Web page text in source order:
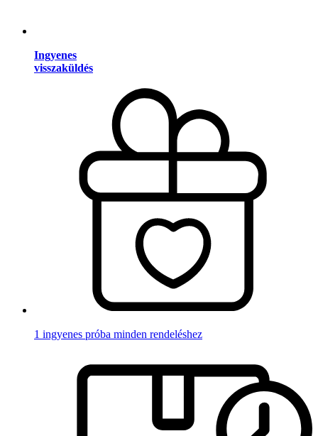
Ingyenes
visszaküldés
1 ingyenes próba minden rendeléshez